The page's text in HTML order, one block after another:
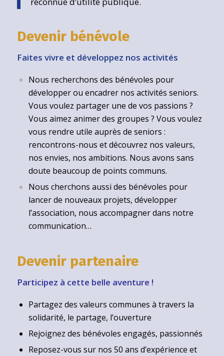
Devenir bénévole
Faites vivre et développez nos activités
Nous recherchons des bénévoles pour
développer ou encadrer nos activités seniors.
Vous voulez partager une de vos passions ?
Vous aimez animer des groupes ? Vous voulez
vous rendre utile auprès de seniors :
rencontrons-nous et découvrez nos valeurs,
nos envies, nos ambitions. Nous avons sans
doute beaucoup de points communs.
Nous cherchons aussi des bénévoles pour
lancer de nouveaux projets, développer
l’association, nous accompagner dans notre
communication…
Devenir partenaire
Participez à cette belle aventure !
Partagez des valeurs communes à travers la
solidarité, le partage, l’ouverture
Rejoignez des bénévoles engagés, passionnés
Reposez-vous sur nos 50 ans d’expérience et